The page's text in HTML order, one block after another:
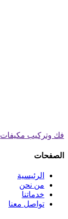
فك وتركيب مكيفات
الصفحات
الرئيسية
من نحن
خدماتنا
تواصل معنا